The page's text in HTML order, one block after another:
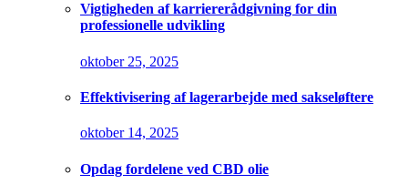
Vigtigheden af karriererådgivning for din
professionelle udvikling
oktober 25, 2025
Effektivisering af lagerarbejde med sakseløftere
oktober 14, 2025
Opdag fordelene ved CBD olie